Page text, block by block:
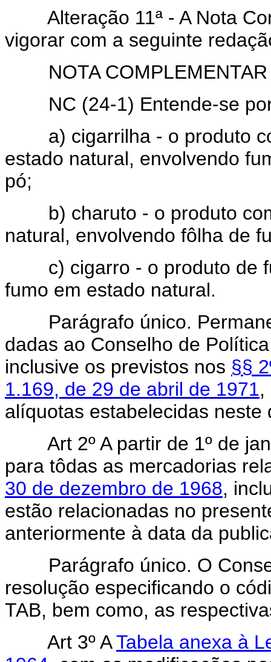
Alteração 11ª - A Nota
vigorar com a seguinte
NOTA COMPLEMENTAR
NC (24-1) Entende-se
a) cigarrilha - o produto
estado natural, envolvendo
pó;
b) charuto - o produto com
natural, envolvendo fôlha de
c) cigarro - o produto de
fumo em estado natural.
Parágrafo único.
dadas ao Conselho de
inclusive os previstos nos §§
1.169, de 29 de abril de 1971,
alíquotas estabelecidas neste
Art 2º A partir de 1º de
para tôdas as mercadorias
30 de dezembro de 1968,
estão relacionadas no
anteriormente à data da
Parágrafo único. O
resolução especificando o
TAB, bem como, as
Art 3º ATabela anexa à